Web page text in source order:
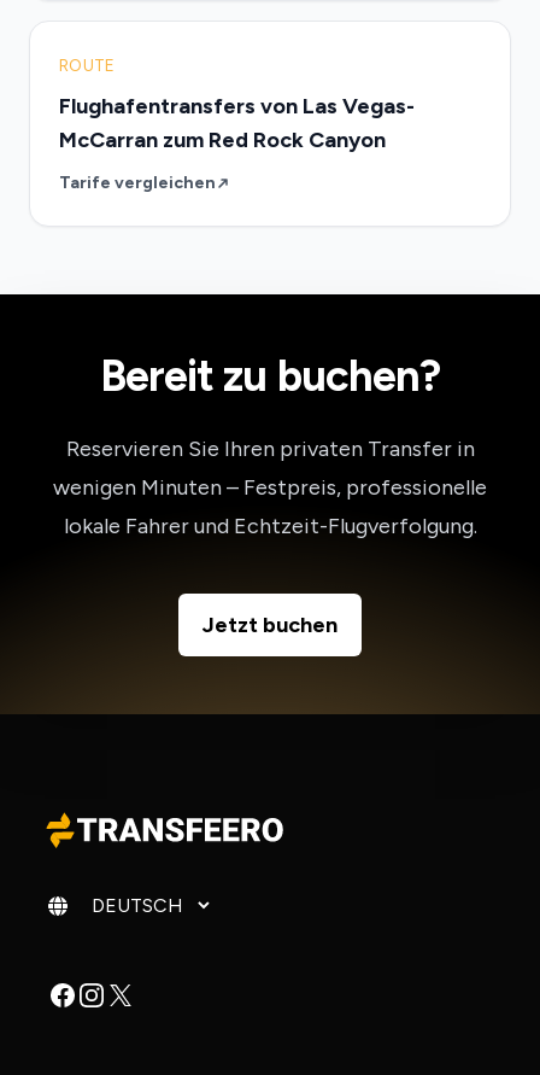
ROUTE
Flughafentransfers von Las Vegas-
McCarran zum Red Rock Canyon
Tarife vergleichen
Bereit zu buchen?
Reservieren Sie Ihren privaten Transfer in
wenigen Minuten – Festpreis, professionelle
lokale Fahrer und Echtzeit-Flugverfolgung.
Jetzt buchen
Sprache ändern
Facebook
Instagram
X